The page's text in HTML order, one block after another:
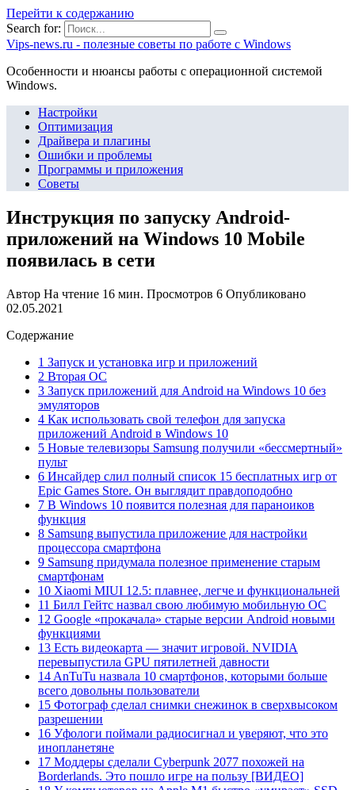
Перейти к содержанию
Search for:
Vips-news.ru - полезные советы по работе с Windows
Особенности и нюансы работы с операционной системой
Windows.
Настройки
Оптимизация
Драйвера и плагины
Ошибки и проблемы
Программы и приложения
Советы
Инструкция по запуску Android-
приложений на Windows 10 Mobile
появилась в сети
Автор На чтение 16 мин. Просмотров 6 Опубликовано
02.05.2021
Содержание
1 Запуск и установка игр и приложений
2 Вторая ОС
3 Запуск приложений для Android на Windows 10 без
эмуляторов
4 Как использовать свой телефон для запуска
приложений Android в Windows 10
5 Новые телевизоры Samsung получили «бессмертный»
пульт
6 Инсайдер слил полный список 15 бесплатных игр от
Epic Games Store. Он выглядит правдоподобно
7 В Windows 10 появится полезная для параноиков
функция
8 Samsung выпустила приложение для настройки
процессора смартфона
9 Samsung придумала полезное применение старым
смартфонам
10 Xiaomi MIUI 12.5: плавнее, легче и функциональней
11 Билл Гейтс назвал свою любимую мобильную ОС
12 Google «прокачала» старые версии Android новыми
функциями
13 Есть видеокарта — значит игровой. NVIDIA
перевыпустила GPU пятилетней давности
14 AnTuTu назвала 10 смартфонов, которыми больше
всего довольны пользователи
15 Фотограф сделал снимки снежинок в сверхвысоком
разрешении
16 Уфологи поймали радиосигнал и уверяют, что это
инопланетяне
17 Моддеры сделали Cyberpunk 2077 похожей на
Borderlands. Это пошло игре на пользу [ВИДЕО]